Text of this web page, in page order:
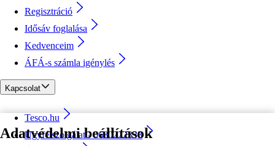
Adatvédelmi beállítások
Regisztráció
Idősáv foglalása
Kedvenceim
ÁFÁ-s számla igénylés
Kapcsolat
Tesco.hu
Ügyfélszolgálat - 0680222333